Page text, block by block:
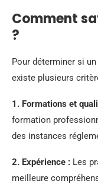
Comment
?
Pour déterminer si
existe plusieurs
1. Formations et
formation
des instances
2. Expérience : Les
meilleure